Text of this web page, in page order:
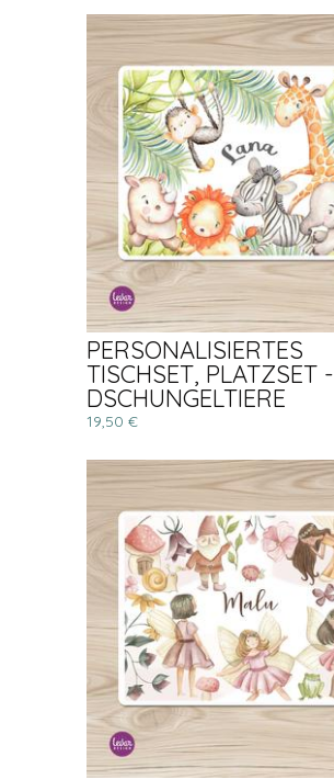
PERSONALISIERTES
TISCHSET, PLATZSET -
DSCHUNGELTIERE
19,50 €